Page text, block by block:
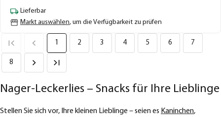
Lieferbar
Markt auswählen, um die Verfügbarkeit zu prüfen
1 2 3 4 5 6 7
8
Nager-Leckerlies – Snacks für Ihre Lieblinge
Stellen Sie sich vor, Ihre kleinen Lieblinge – seien es Kaninchen,